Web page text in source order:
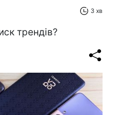
3 хв
трендів?